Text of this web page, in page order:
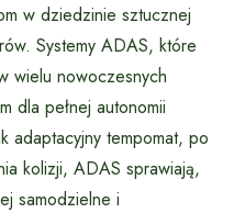
w dziedzinie sztucznej
Systemy ADAS, które
wielu nowoczesnych
dla pełnej autonomii
adaptacyjny tempomat, po
kolizji, ADAS sprawiają,
samodzielne i